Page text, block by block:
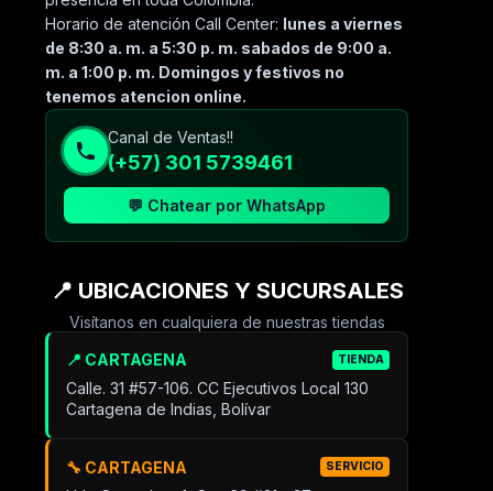
Horario de atención Call Center: lunes a viernes
de 8:30 a. m. a 5:30 p. m. sabados de 9:00 a.
m. a 1:00 p. m. Domingos y festivos no
tenemos atencion online.
Canal de Ventas!!
(+57) 301 5739461
💬 Chatear por WhatsApp
📍 UBICACIONES Y SUCURSALES
Visítanos en cualquiera de nuestras tiendas
📍 CARTAGENA TIENDA
Calle. 31 #57-106. CC Ejecutivos Local 130
Cartagena de Indias, Bolívar
🔧 CARTAGENA SERVICIO